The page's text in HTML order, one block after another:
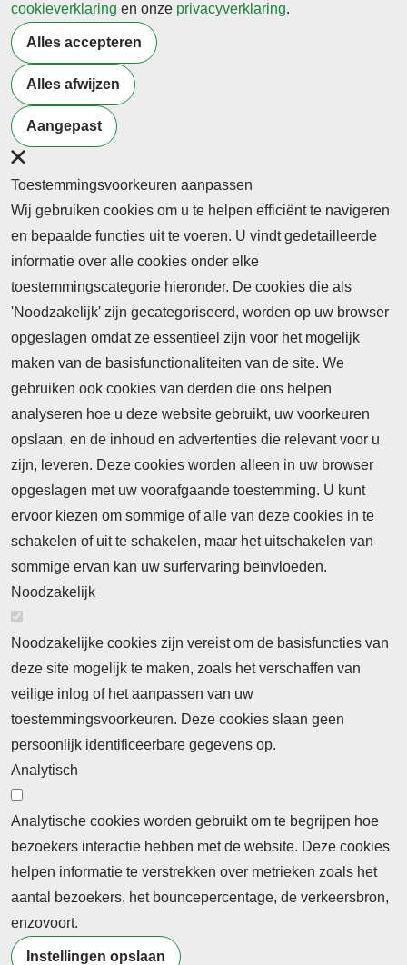
Terug naar nieuwsoverzicht
cookieverklaring en onze privacyverklaring.
Alles accepteren
Alles afwijzen
Aangepast
Toestemmingsvoorkeuren aanpassen
Wij gebruiken cookies om u te helpen efficiënt te navigeren
en bepaalde functies uit te voeren. U vindt gedetailleerde
informatie over alle cookies onder elke
toestemmingscategorie hieronder. De cookies die als
'Noodzakelijk' zijn gecategoriseerd, worden op uw browser
opgeslagen omdat ze essentieel zijn voor het mogelijk
maken van de basisfunctionaliteiten van de site. We
gebruiken ook cookies van derden die ons helpen
analyseren hoe u deze website gebruikt, uw voorkeuren
opslaan, en de inhoud en advertenties die relevant voor u
zijn, leveren. Deze cookies worden alleen in uw browser
opgeslagen met uw voorafgaande toestemming. U kunt
ervoor kiezen om sommige of alle van deze cookies in te
schakelen of uit te schakelen, maar het uitschakelen van
sommige ervan kan uw surfervaring beïnvloeden.
Noodzakelijk
Noodzakelijke cookies zijn vereist om de basisfuncties van
deze site mogelijk te maken, zoals het verschaffen van
veilige inlog of het aanpassen van uw
toestemmingsvoorkeuren. Deze cookies slaan geen
persoonlijk identificeerbare gegevens op.
Analytisch
Analytische cookies worden gebruikt om te begrijpen hoe
bezoekers interactie hebben met de website. Deze cookies
helpen informatie te verstrekken over metrieken zoals het
aantal bezoekers, het bouncepercentage, de verkeersbron,
enzovoort.
Instellingen opslaan
Nieuws
Neem contact op
Algemene Leveringsvoorwaarden
Cookieverklaring
Privacyverklaring
Abonnementinformatie Inlogprocedure
Nieuws
Laatste nieuws
Meld u aan voor onze nieuwsbrief
Ontvang 2 keer per maand de nieuwsbrief met
persberichten, actualiteiten, nieuws en personalia uit het
beroepsonderwijs.